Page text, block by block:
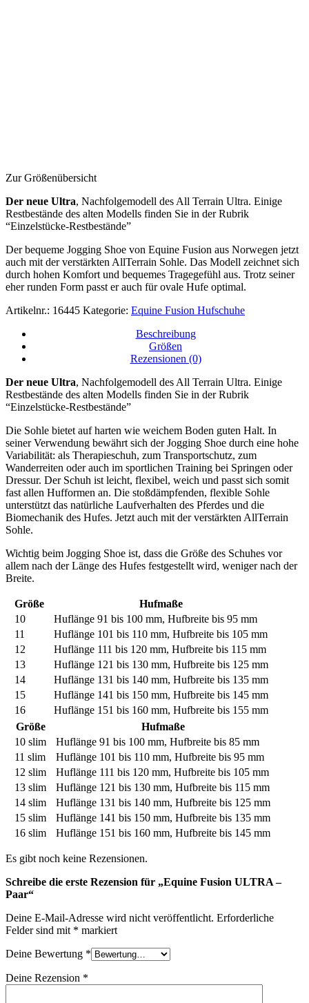
Zur Größenübersicht
Der neue Ultra, Nachfolgemodell des All Terrain Ultra. Einige
Restbestände des alten Modells finden Sie in der Rubrik
“Einzelstücke-Restbestände”
Der bequeme Jogging Shoe von Equine Fusion aus Norwegen jetzt
auch mit der verstärkten AllTerrain Sohle. Das Modell zeichnet sich
durch hohen Komfort und bequemes Tragegefühl aus. Trotz seiner
eher runden Form passt er auch für ovale Hufe optimal.
Artikelnr.: 16445 Kategorie: Equine Fusion Hufschuhe
Beschreibung
Größen
Rezensionen (0)
Der neue Ultra, Nachfolgemodell des All Terrain Ultra. Einige
Restbestände des alten Modells finden Sie in der Rubrik
“Einzelstücke-Restbestände”
Die Sohle bietet auf harten wie weichem Boden guten Halt. In
seiner Verwendung bewährt sich der Jogging Shoe durch eine hohe
Variabilität: als Therapieschuh, zum Transportschutz, zum
Wanderreiten oder auch im sportlichen Training bei Springen oder
Dressur. Der Schuh ist leicht, flexibel, weich und passt sich somit
fast allen Hufformen an. Die stoßdämpfenden, flexible Sohle
unterstützt das natürliche Laufverhalten des Pferdes und die
Biomechanik des Hufes. Jetzt auch mit der verstärkten AllTerrain
Sohle.
Wichtig beim Jogging Shoe ist, dass die Größe des Schuhes vor
allem nach der Länge des Hufes festgestellt wird, weniger nach der
Breite.
Größe
Hufmaße
10
Huflänge 91 bis 100 mm, Hufbreite bis 95 mm
11
Huflänge 101 bis 110 mm, Hufbreite bis 105 mm
12
Huflänge 111 bis 120 mm, Hufbreite bis 115 mm
13
Huflänge 121 bis 130 mm, Hufbreite bis 125 mm
14
Huflänge 131 bis 140 mm, Hufbreite bis 135 mm
15
Huflänge 141 bis 150 mm, Hufbreite bis 145 mm
16
Huflänge 151 bis 160 mm, Hufbreite bis 155 mm
Größe
Hufmaße
10 slim
Huflänge 91 bis 100 mm, Hufbreite bis 85 mm
11 slim
Huflänge 101 bis 110 mm, Hufbreite bis 95 mm
12 slim
Huflänge 111 bis 120 mm, Hufbreite bis 105 mm
13 slim
Huflänge 121 bis 130 mm, Hufbreite bis 115 mm
14 slim
Huflänge 131 bis 140 mm, Hufbreite bis 125 mm
15 slim
Huflänge 141 bis 150 mm, Hufbreite bis 135 mm
16 slim
Huflänge 151 bis 160 mm, Hufbreite bis 145 mm
Es gibt noch keine Rezensionen.
Schreibe die erste Rezension für „Equine Fusion ULTRA –
Paar“
Deine E-Mail-Adresse wird nicht veröffentlicht. Erforderliche
Felder sind mit * markiert
Deine Bewertung *
Deine Rezension *